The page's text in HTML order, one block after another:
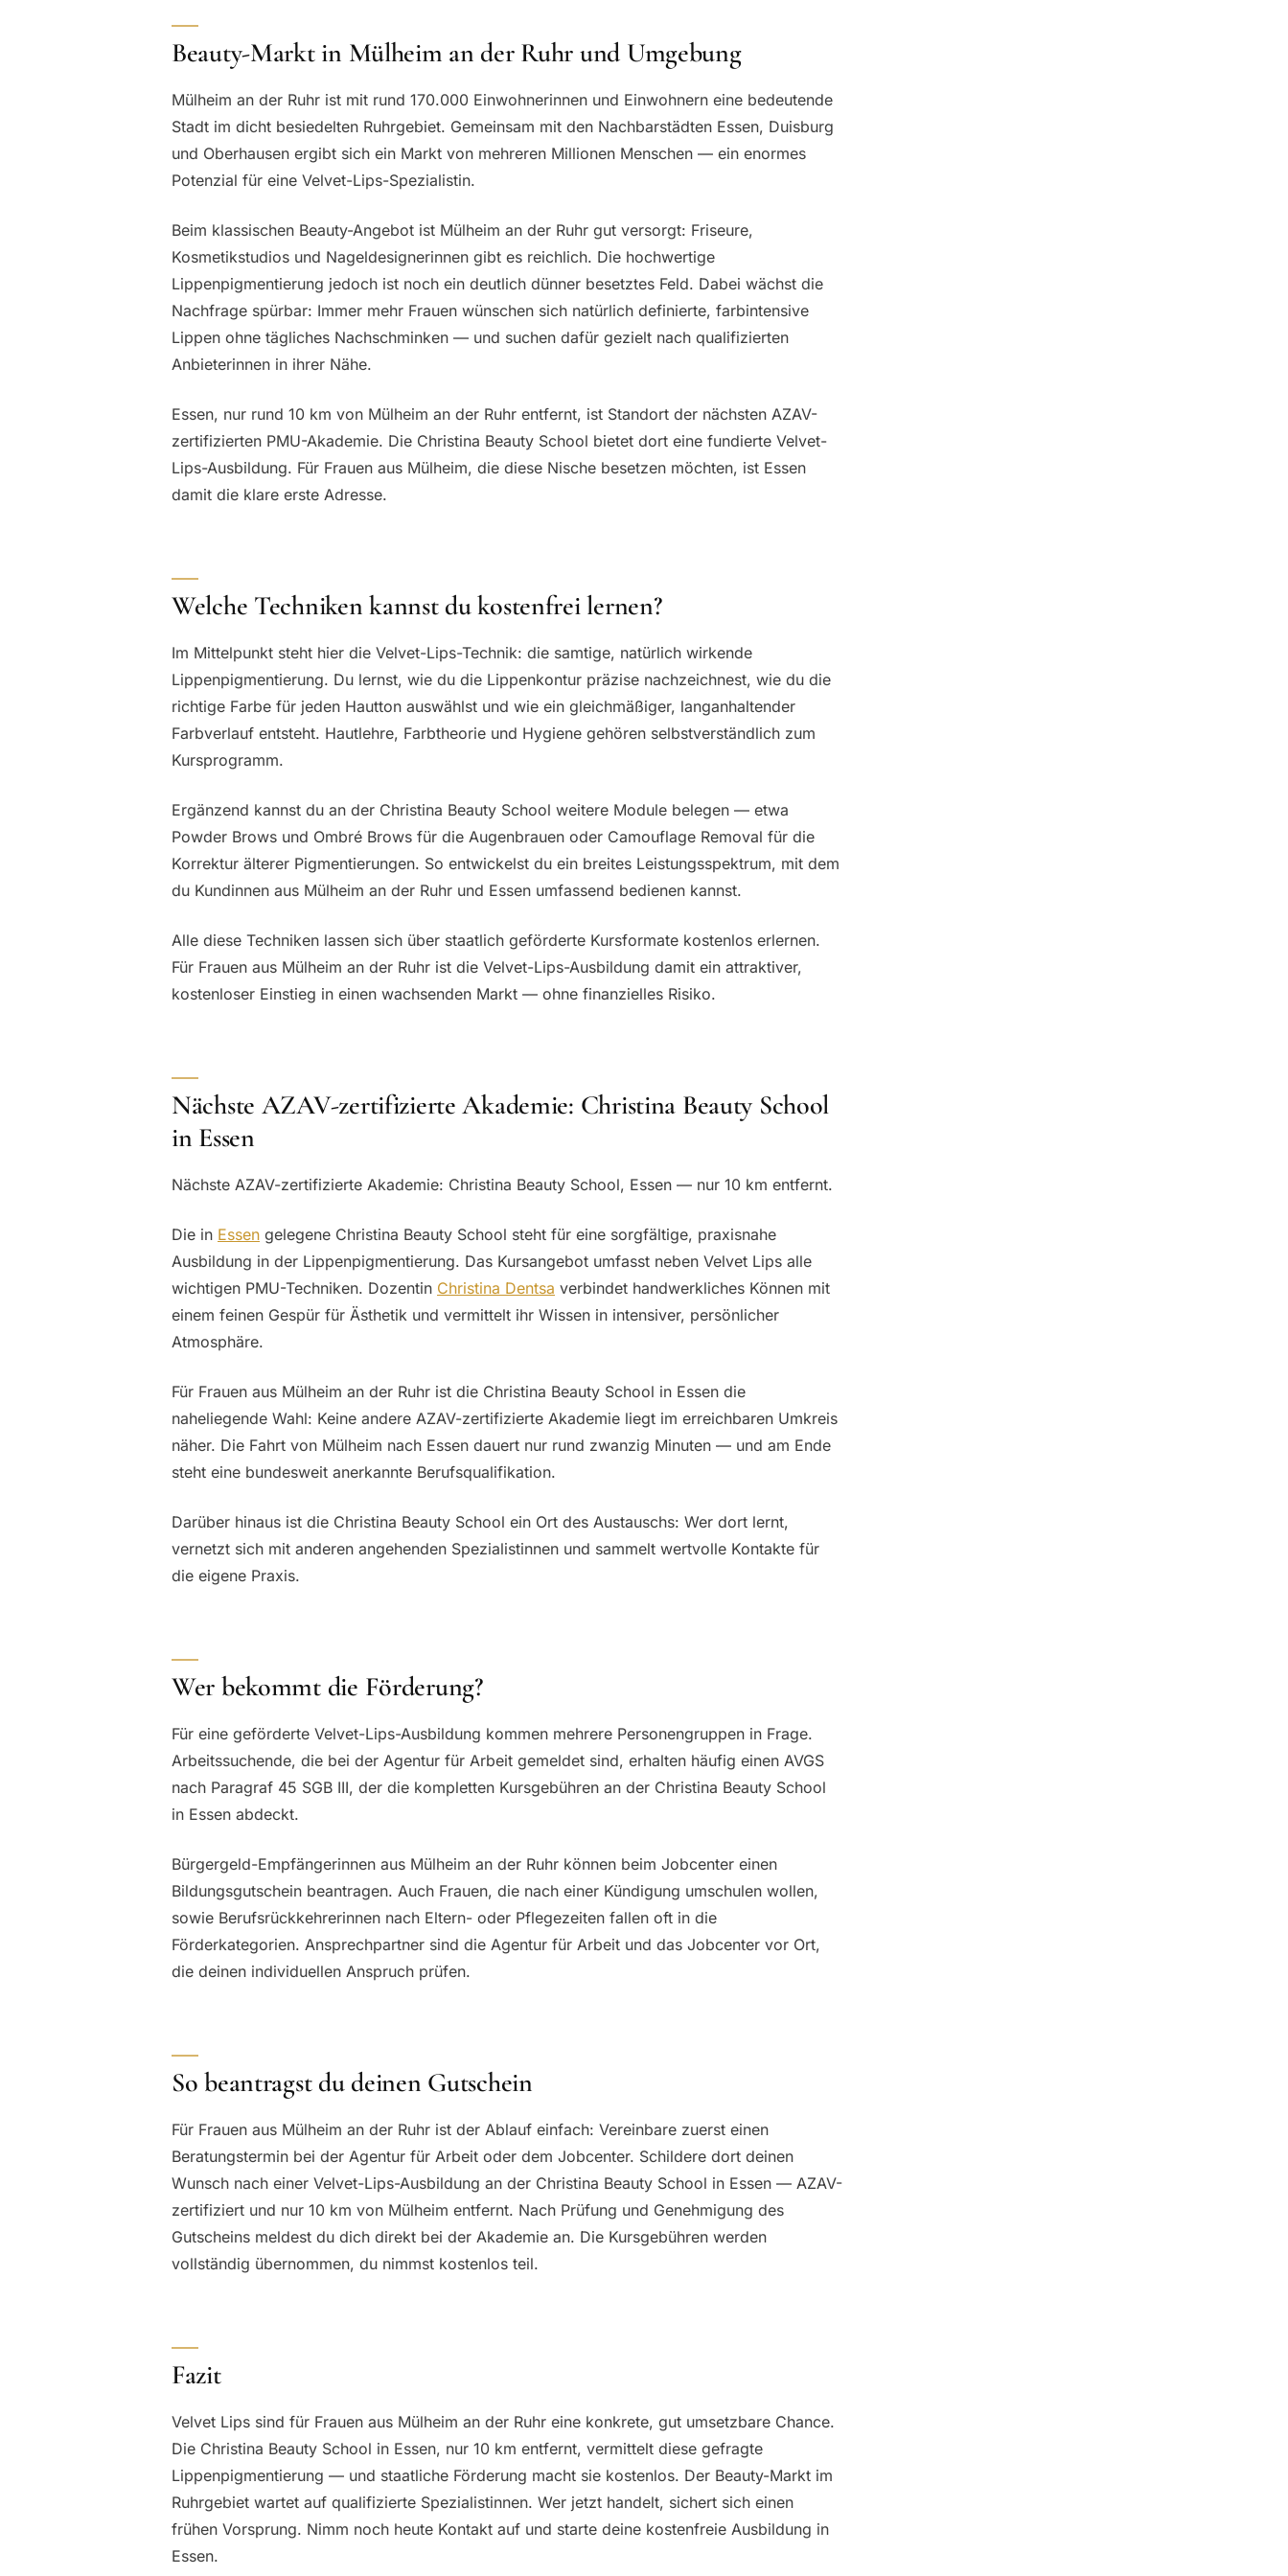
Beauty-Markt in Mülheim an der Ruhr und Umgebung
Mülheim an der Ruhr ist mit rund 170.000 Einwohnerinnen und Einwohnern eine bedeutende
Stadt im dicht besiedelten Ruhrgebiet. Gemeinsam mit den Nachbarstädten Essen, Duisburg
und Oberhausen ergibt sich ein Markt von mehreren Millionen Menschen — ein enormes
Potenzial für eine Velvet-Lips-Spezialistin.
Beim klassischen Beauty-Angebot ist Mülheim an der Ruhr gut versorgt: Friseure,
Kosmetikstudios und Nageldesignerinnen gibt es reichlich. Die hochwertige
Lippenpigmentierung jedoch ist noch ein deutlich dünner besetztes Feld. Dabei wächst die
Nachfrage spürbar: Immer mehr Frauen wünschen sich natürlich definierte, farbintensive
Lippen ohne tägliches Nachschminken — und suchen dafür gezielt nach qualifizierten
Anbieterinnen in ihrer Nähe.
Essen, nur rund 10 km von Mülheim an der Ruhr entfernt, ist Standort der nächsten AZAV-
zertifizierten PMU-Akademie. Die Christina Beauty School bietet dort eine fundierte Velvet-
Lips-Ausbildung. Für Frauen aus Mülheim, die diese Nische besetzen möchten, ist Essen
damit die klare erste Adresse.
Welche Techniken kannst du kostenfrei lernen?
Im Mittelpunkt steht hier die Velvet-Lips-Technik: die samtige, natürlich wirkende
Lippenpigmentierung. Du lernst, wie du die Lippenkontur präzise nachzeichnest, wie du die
richtige Farbe für jeden Hautton auswählst und wie ein gleichmäßiger, langanhaltender
Farbverlauf entsteht. Hautlehre, Farbtheorie und Hygiene gehören selbstverständlich zum
Kursprogramm.
Ergänzend kannst du an der Christina Beauty School weitere Module belegen — etwa
Powder Brows und Ombré Brows für die Augenbrauen oder Camouflage Removal für die
Korrektur älterer Pigmentierungen. So entwickelst du ein breites Leistungsspektrum, mit dem
du Kundinnen aus Mülheim an der Ruhr und Essen umfassend bedienen kannst.
Alle diese Techniken lassen sich über staatlich geförderte Kursformate kostenlos erlernen.
Für Frauen aus Mülheim an der Ruhr ist die Velvet-Lips-Ausbildung damit ein attraktiver,
kostenloser Einstieg in einen wachsenden Markt — ohne finanzielles Risiko.
Nächste AZAV-zertifizierte Akademie: Christina Beauty School
in Essen
Nächste AZAV-zertifizierte Akademie: Christina Beauty School, Essen — nur 10 km entfernt.
Die in Essen gelegene Christina Beauty School steht für eine sorgfältige, praxisnahe
Ausbildung in der Lippenpigmentierung. Das Kursangebot umfasst neben Velvet Lips alle
wichtigen PMU-Techniken. Dozentin Christina Dentsa verbindet handwerkliches Können mit
einem feinen Gespür für Ästhetik und vermittelt ihr Wissen in intensiver, persönlicher
Atmosphäre.
Für Frauen aus Mülheim an der Ruhr ist die Christina Beauty School in Essen die
naheliegende Wahl: Keine andere AZAV-zertifizierte Akademie liegt im erreichbaren Umkreis
näher. Die Fahrt von Mülheim nach Essen dauert nur rund zwanzig Minuten — und am Ende
steht eine bundesweit anerkannte Berufsqualifikation.
Darüber hinaus ist die Christina Beauty School ein Ort des Austauschs: Wer dort lernt,
vernetzt sich mit anderen angehenden Spezialistinnen und sammelt wertvolle Kontakte für
die eigene Praxis.
Wer bekommt die Förderung?
Für eine geförderte Velvet-Lips-Ausbildung kommen mehrere Personengruppen in Frage.
Arbeitssuchende, die bei der Agentur für Arbeit gemeldet sind, erhalten häufig einen AVGS
nach Paragraf 45 SGB III, der die kompletten Kursgebühren an der Christina Beauty School
in Essen abdeckt.
Bürgergeld-Empfängerinnen aus Mülheim an der Ruhr können beim Jobcenter einen
Bildungsgutschein beantragen. Auch Frauen, die nach einer Kündigung umschulen wollen,
sowie Berufsrückkehrerinnen nach Eltern- oder Pflegezeiten fallen oft in die
Förderkategorien. Ansprechpartner sind die Agentur für Arbeit und das Jobcenter vor Ort,
die deinen individuellen Anspruch prüfen.
So beantragst du deinen Gutschein
Für Frauen aus Mülheim an der Ruhr ist der Ablauf einfach: Vereinbare zuerst einen
Beratungstermin bei der Agentur für Arbeit oder dem Jobcenter. Schildere dort deinen
Wunsch nach einer Velvet-Lips-Ausbildung an der Christina Beauty School in Essen — AZAV-
zertifiziert und nur 10 km von Mülheim entfernt. Nach Prüfung und Genehmigung des
Gutscheins meldest du dich direkt bei der Akademie an. Die Kursgebühren werden
vollständig übernommen, du nimmst kostenlos teil.
Fazit
Velvet Lips sind für Frauen aus Mülheim an der Ruhr eine konkrete, gut umsetzbare Chance.
Die Christina Beauty School in Essen, nur 10 km entfernt, vermittelt diese gefragte
Lippenpigmentierung — und staatliche Förderung macht sie kostenlos. Der Beauty-Markt im
Ruhrgebiet wartet auf qualifizierte Spezialistinnen. Wer jetzt handelt, sichert sich einen
frühen Vorsprung. Nimm noch heute Kontakt auf und starte deine kostenfreie Ausbildung in
Essen.